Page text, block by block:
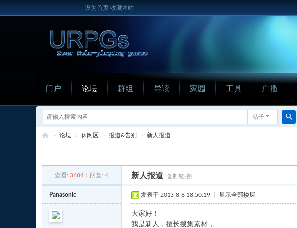
设为首页 收藏本站
门户 论坛 群组 导读 家园 工具 广播
帖子
R
» 论坛 › 休闲区 › 报道&告别 › 新人报道
查看: 3684 回复: 4 新人报道 [复制链接]
Panasonic 发表于 2013-8-6 18:50:19 显示全部楼层
大家好！
我是新人，擅长搜集素材，